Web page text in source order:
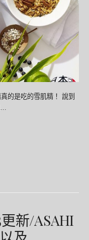
的是吃的雪肌精！ 說到
…
更新/ASAHI